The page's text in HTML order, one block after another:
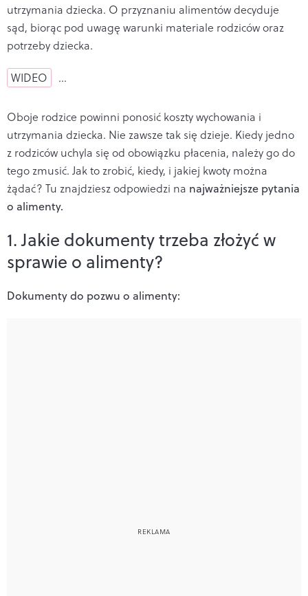
utrzymania dziecka. O przyznaniu alimentów decyduje
sąd, biorąc pod uwagę warunki materiale rodziców oraz
potrzeby dziecka.
WIDEO …
Oboje rodzice powinni ponosić koszty wychowania i
utrzymania dziecka. Nie zawsze tak się dzieje. Kiedy jedno
z rodziców uchyla się od obowiązku płacenia, należy go do
tego zmusić. Jak to zrobić, kiedy, i jakiej kwoty można
żądać? Tu znajdziesz odpowiedzi na najważniejsze pytania
o alimenty.
1. Jakie dokumenty trzeba złożyć w
sprawie o alimenty?
Dokumenty do pozwu o alimenty: